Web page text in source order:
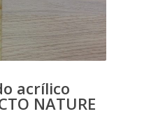
acrílico
NATURE